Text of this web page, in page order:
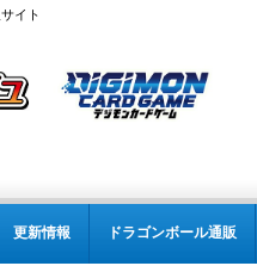
イト
更新情報 ドラゴンボール通販